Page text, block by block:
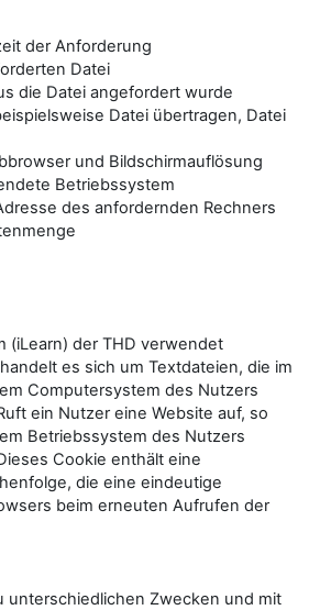
der Anforderung
Datei
die Datei angefordert wurde
Datei übertragen, Datei
und Bildschirmauflösung
Betriebssystem
des anfordernden Rechners
(iLearn) der THD verwendet
es sich um Textdateien, die im
Computersystem des Nutzers
ein Nutzer eine Website auf, so
Betriebssystem des Nutzers
Cookie enthält eine
die eine eindeutige
beim erneuten Aufrufen der
unterschiedlichen Zwecken und mit